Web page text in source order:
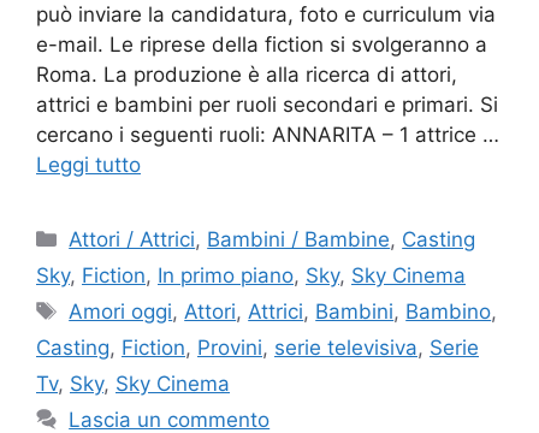
può inviare la candidatura, foto e curriculum via
e-mail. Le riprese della fiction si svolgeranno a
Roma. La produzione è alla ricerca di attori,
attrici e bambini per ruoli secondari e primari. Si
cercano i seguenti ruoli: ANNARITA – 1 attrice …
Leggi tutto
Categorie
Attori / Attrici, Bambini / Bambine, Casting
Sky, Fiction, In primo piano, Sky, Sky Cinema
Tag
Amori oggi, Attori, Attrici, Bambini, Bambino,
Casting, Fiction, Provini, serie televisiva, Serie
Tv, Sky, Sky Cinema
Lascia un commento